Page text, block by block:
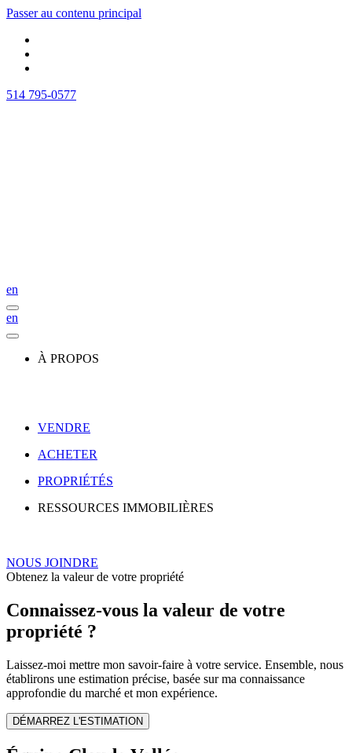
Passer au contenu principal
514 795-0577
en
en
À PROPOS
VENDRE
ACHETER
PROPRIÉTÉS
RESSOURCES IMMOBILIÈRES
NOUS JOINDRE
Obtenez la valeur de votre propriété
Connaissez-vous la valeur de votre
propriété ?
Laissez-moi mettre mon savoir-faire à votre service. Ensemble, nous
établirons une estimation précise, basée sur ma connaissance
approfondie du marché et mon expérience.
DÉMARREZ L'ESTIMATION